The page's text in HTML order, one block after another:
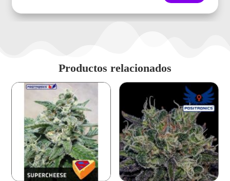
Productos relacionados